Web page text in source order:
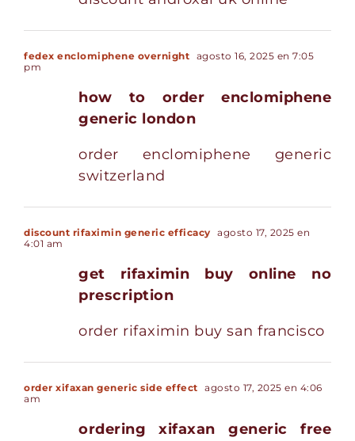
fedex enclomiphene overnight agosto 16, 2025 en 7:05
pm
how to order enclomiphene
generic london
order enclomiphene generic
switzerland
discount rifaximin generic efficacy agosto 17, 2025 en
4:01 am
get rifaximin buy online no
prescription
order rifaximin buy san francisco
order xifaxan generic side effect agosto 17, 2025 en 4:06
am
ordering xifaxan generic free